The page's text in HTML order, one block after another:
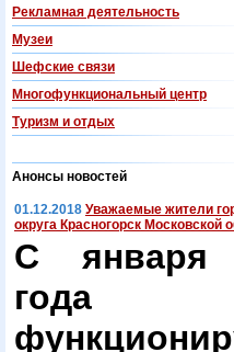
Рекламная деятельность
Музеи
Шефские связи
Многофункциональный центр
Туризм и отдых
Анонсы новостей
01.12.2018 Уважаемые жители
округа Красногорск Московской
С января
года